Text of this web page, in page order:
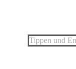
Search: